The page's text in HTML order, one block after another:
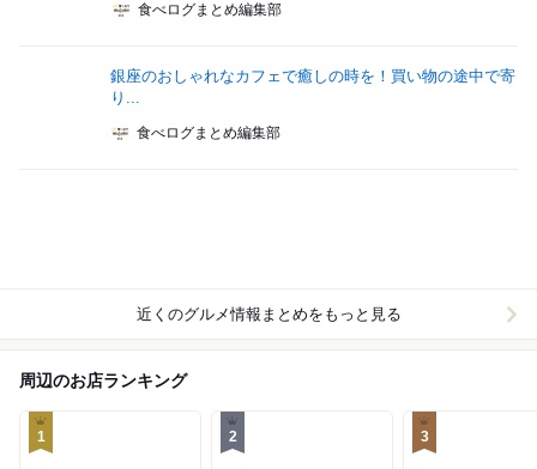
食べログまとめ編集部
銀座のおしゃれなカフェで癒しの時を！買い物の途中で寄
り...
食べログまとめ編集部
近くのグルメ情報まとめをもっと見る
周辺のお店ランキング
1 2 3